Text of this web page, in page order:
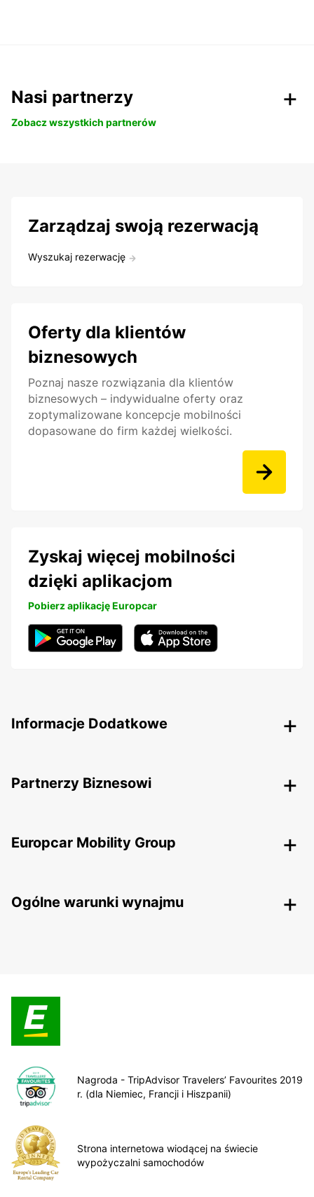
Nasi partnerzy
Zobacz wszystkich partnerów
Zarządzaj swoją rezerwacją
Wyszukaj rezerwację
Oferty dla klientów
biznesowych
Poznaj nasze rozwiązania dla klientów
biznesowych – indywidualne oferty oraz
zoptymalizowane koncepcje mobilności
dopasowane do firm każdej wielkości.
Zyskaj więcej mobilności
dzięki aplikacjom
Pobierz aplikację Europcar
Informacje Dodatkowe
Partnerzy Biznesowi
Europcar Mobility Group
Ogólne warunki wynajmu
Nagroda - TripAdvisor Travelers’ Favourites 2019
r. (dla Niemiec, Francji i Hiszpanii)
Strona internetowa wiodącej na świecie
wypożyczalni samochodów